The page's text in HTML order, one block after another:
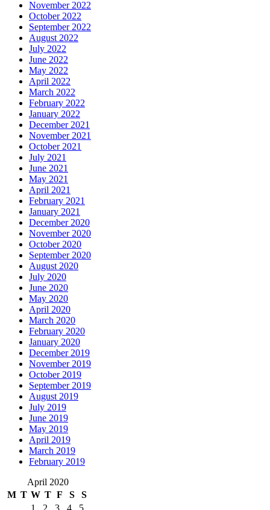
November 2022
October 2022
September 2022
August 2022
July 2022
June 2022
May 2022
April 2022
March 2022
February 2022
January 2022
December 2021
November 2021
October 2021
July 2021
June 2021
May 2021
April 2021
February 2021
January 2021
December 2020
November 2020
October 2020
September 2020
August 2020
July 2020
June 2020
May 2020
April 2020
March 2020
February 2020
January 2020
December 2019
November 2019
October 2019
September 2019
August 2019
July 2019
June 2019
May 2019
April 2019
March 2019
February 2019
April 2020
M T W T F S
S
1
2 3 4 5